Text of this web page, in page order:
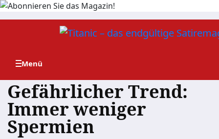
Zum
Gefährlicher Trend:
Immer weniger
Spermien